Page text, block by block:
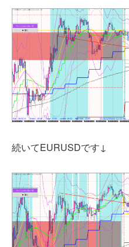
続いてEURUSDです↓